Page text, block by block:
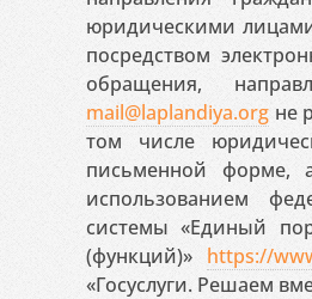
юридическими
посредством
обращения,
mail@laplandiya.org не
том числе
письменной форме,
использованием
системы «Единый
(функций)» https://
«Госуслуги. Решаем